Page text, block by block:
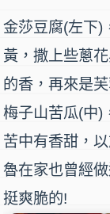
金莎豆腐(左下)
黃，撒上些蔥
的香，再來是
梅子山苦瓜(中)
苦中有香甜，
魯在家也曾經
挺爽脆的!